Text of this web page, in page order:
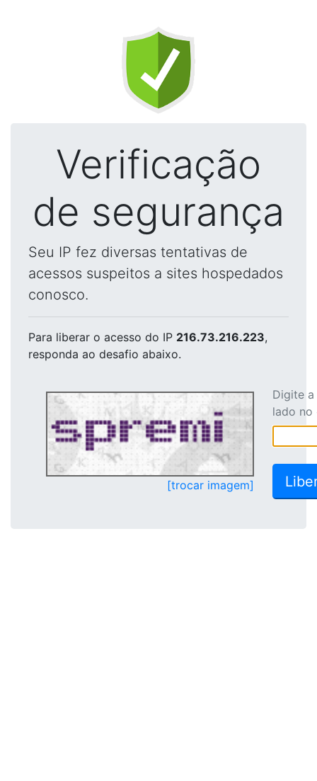
Verificação
de segurança
Seu IP fez diversas tentativas de
acessos suspeitos a sites hospedados
conosco.
Para liberar o acesso do IP 216.73.216.223,
responda ao desafio abaixo.
[trocar imagem]
Digite
lado no